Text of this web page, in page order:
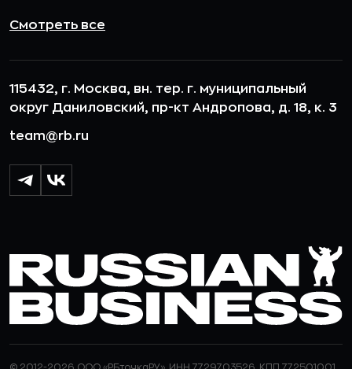
Смотреть все
115432, г. Москва, вн. тер. г. муниципальный
округ Даниловский, пр-кт Андропова, д. 18, к. 3
team@rb.ru
© 2012-2026 ООО «РБточкаРУ». ИНН 7729703526, КПП 772501001,